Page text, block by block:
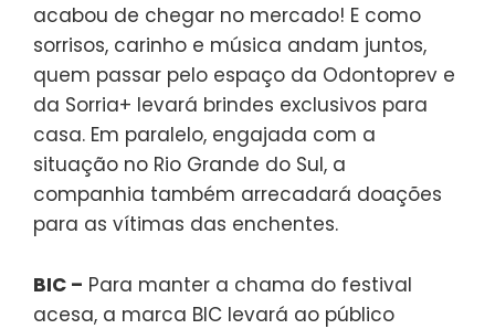
acabou de chegar no mercado! E como
sorrisos, carinho e música andam juntos,
quem passar pelo espaço da Odontoprev e
da Sorria+ levará brindes exclusivos para
casa. Em paralelo, engajada com a
situação no Rio Grande do Sul, a
companhia também arrecadará doações
para as vítimas das enchentes.
BIC – Para manter a chama do festival
acesa, a marca BIC levará ao público